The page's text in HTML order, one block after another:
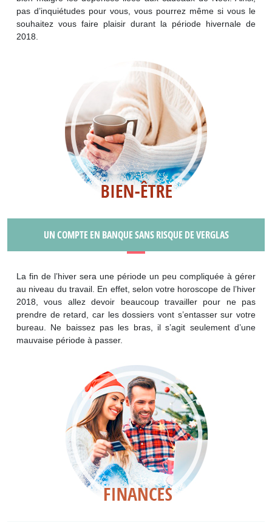
pas d’inquiétudes pour vous, vous pourrez même si vous le
souhaitez vous faire plaisir durant la période hivernale de
2018.
UN COMPTE EN BANQUE SANS RISQUE DE VERGLAS
La fin de l’hiver sera une période un peu compliquée à gérer
au niveau du travail. En effet, selon votre horoscope de l’hiver
2018, vous allez devoir beaucoup travailler pour ne pas
prendre de retard, car les dossiers vont s’entasser sur votre
bureau. Ne baissez pas les bras, il s’agit seulement d’une
mauvaise période à passer.